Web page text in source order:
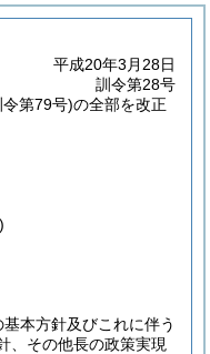
平成20年3月28日
訓令第28号
第79号)の全部を改正
本方針及びこれに伴う
、その他長の政策実現